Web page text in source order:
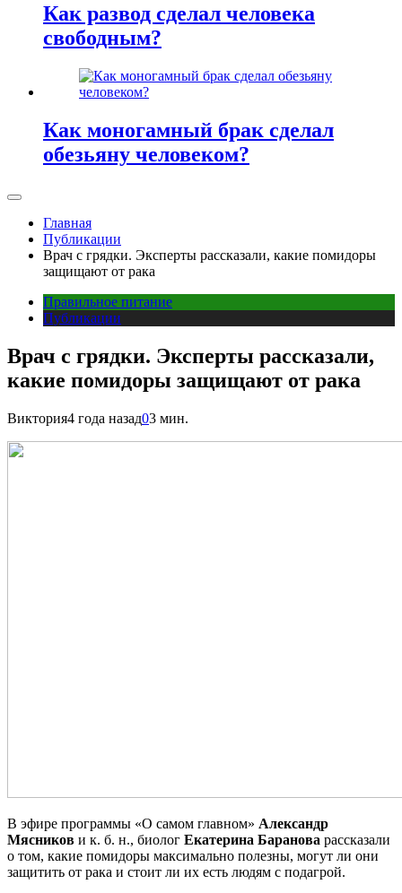
Как развод сделал человека
свободным?
Как моногамный брак сделал
обезьяну человеком?
Главная
Публикации
Врач с грядки. Эксперты рассказали, какие помидоры
защищают от рака
Правильное питание
Публикации
Врач с грядки. Эксперты рассказали,
какие помидоры защищают от рака
Виктория4 года назад03 мин.
В эфире программы «О самом главном» Александр
Мясников и к. б. н., биолог Екатерина Баранова рассказали
о том, какие помидоры максимально полезны, могут ли они
защитить от рака и стоит ли их есть людям с подагрой.